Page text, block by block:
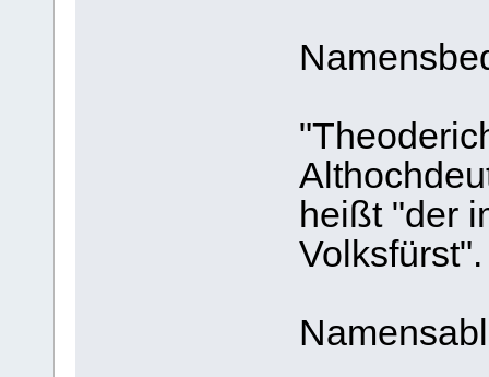
heißt "der
Volksfürst".